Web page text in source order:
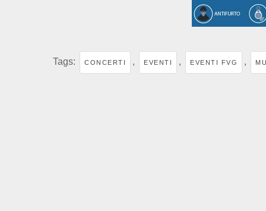
Tags: CONCERTI , EVENTI , EVENTI FVG ,